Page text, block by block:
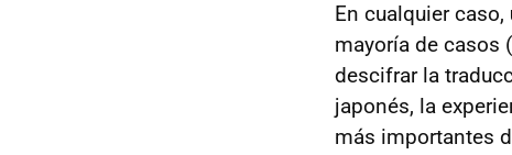
En cualquier caso,
mayoría de casos
descifrar la
japonés, la
más importantes